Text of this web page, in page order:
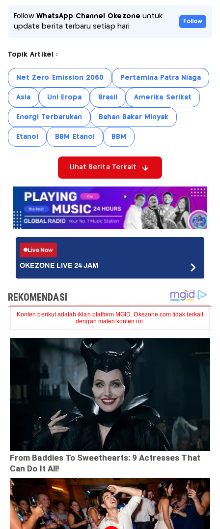
FollowWhatsApp Channel Okezone untuk
update berita terbaru setiap hari
Follow
Topik Artikel :
Net Zero Emission 2060 Pertamina Patra Niaga
Asia Uni Eropa Brasil Amerika Serikat
Energi Terbarukan Bahan Bakar Minyak
Etanol BBM Etanol BBM
Lihat Berita Terkait
Live Now
OKEZONE LIVE 24 JAM